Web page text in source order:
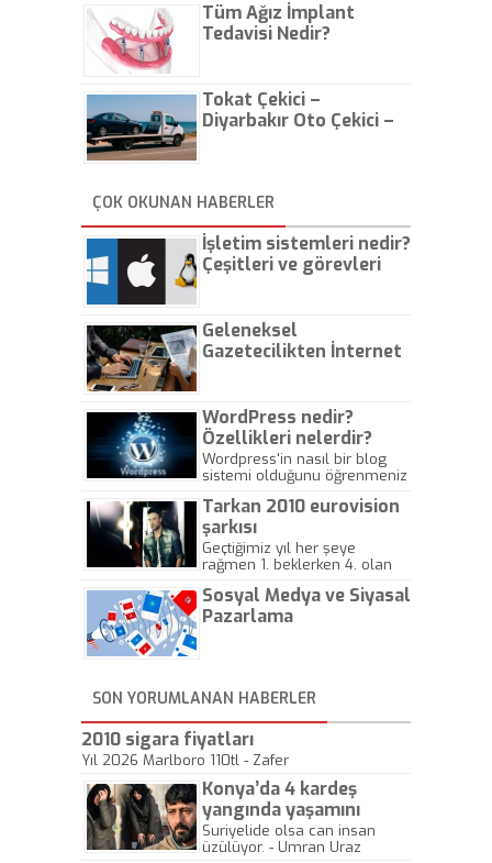
Tüm Ağız İmplant
Tedavisi Nedir?
Tokat Çekici –
Diyarbakır Oto Çekici –
ÇOK OKUNAN HABERLER
İşletim sistemleri nedir?
Çeşitleri ve görevleri
Geleneksel
Gazetecilikten İnternet
WordPress nedir?
Özellikleri nelerdir?
Wordpress'in nasıl bir blog
sistemi olduğunu öğrenmeniz
Tarkan 2010 eurovision
şarkısı
Geçtiğimiz yıl her şeye
rağmen 1. beklerken 4. olan
gösterisinin bu yarışmada
önemli olmadığını anlamıştır.
Sosyal Medya ve Siyasal
Pazarlama
SON YORUMLANAN HABERLER
2010 sigara fiyatları
Yıl 2026 Marlboro 110tl - Zafer
Konya’da 4 kardeş
yangında yaşamını
yitirdi
Suriyelide olsa can insan
üzülüyor. - Umran Uraz